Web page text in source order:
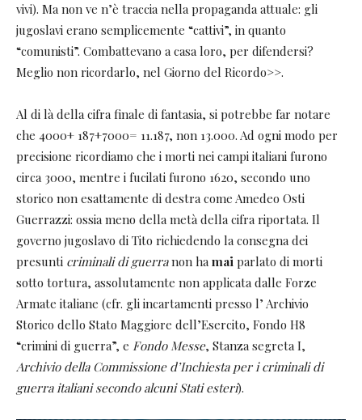
vivi). Ma non ve n’è traccia nella propaganda attuale: gli
jugoslavi erano semplicemente “cattivi”, in quanto
“comunisti”. Combattevano a casa loro, per difendersi?
Meglio non ricordarlo, nel Giorno del Ricordo>>.
Al di là della cifra finale di fantasia, si potrebbe far notare
che 4000+ 187+7000= 11.187, non 13.000. Ad ogni modo per
precisione ricordiamo che i morti nei campi italiani furono
circa 3000, mentre i fucilati furono 1620, secondo uno
storico non esattamente di destra come Amedeo Osti
Guerrazzi: ossia meno della metà della cifra riportata. Il
governo jugoslavo di Tito richiedendo la consegna dei
presunti criminali di guerranon hamai parlato di morti
sotto tortura, assolutamente non applicata dalle Forze
Armate italiane (cfr. gli incartamenti presso l’ Archivio
Storico dello Stato Maggiore dell’Esercito, Fondo H8
“crimini di guerra”, e Fondo Messe, Stanza segreta I,
Archivio della Commissione d’Inchiesta per i criminali di
guerra italiani secondo alcuni Stati esteri).